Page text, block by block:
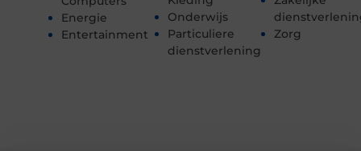
Energie
Entertainment
Onderwijs
Particuliere
dienstverlening
Zorg